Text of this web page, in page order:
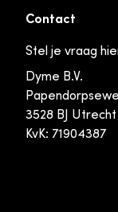
Contact
Stel je vraag
Dyme B.V.
3528 BJ Utrecht
KvK: 71904387